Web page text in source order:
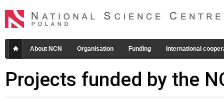
About NCN Organisation Funding International
Projects funded by the